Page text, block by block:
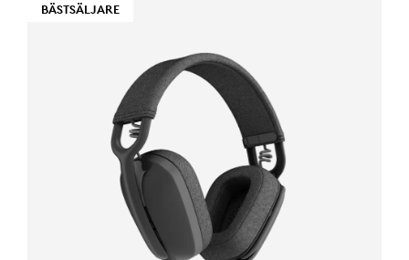
BÄSTSÄLJARE